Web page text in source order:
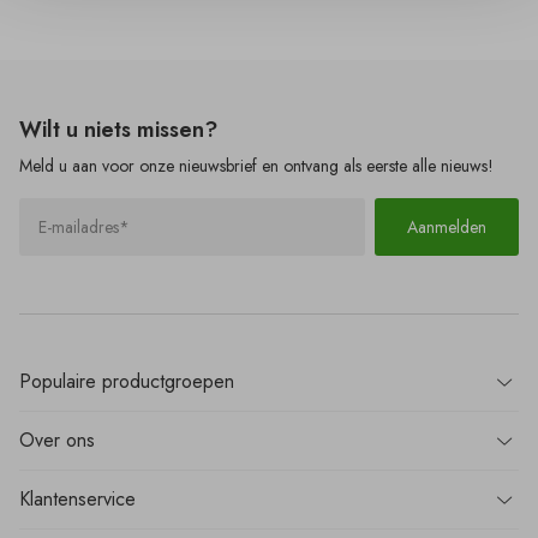
Wilt u niets missen?
Meld u aan voor onze nieuwsbrief en ontvang als eerste alle nieuws!
Aanmelden
Populaire productgroepen
Over ons
Klantenservice